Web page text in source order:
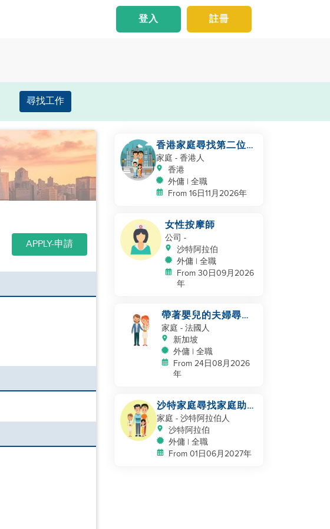
註冊
登入
尋找工作
APPLY-申請
香港家庭尋找第二位幫
手照顧幼兒
家庭 - 香港人
香港
外傭 | 全職
From 16日11月2026年
女性按摩師
公司 -
沙特阿拉伯
外傭 | 全職
From 30日09月2026
年
帶著嬰兒的夫婦尋找
幫手
家庭 - 法國人
新加坡
外傭 | 全職
From 24日08月2026
年
沙特家庭尋找家庭助
理，保姆
家庭 - 沙特阿拉伯人
沙特阿拉伯
外傭 | 全職
From 01日06月2027年